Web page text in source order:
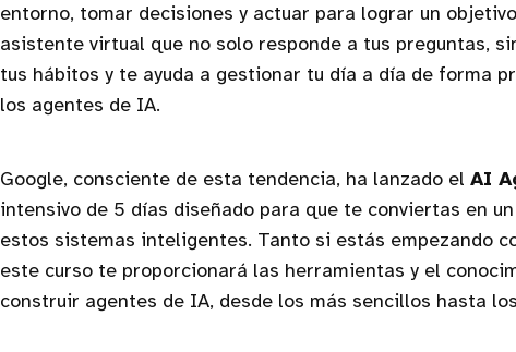
entorno, tomar decisiones y actuar para lograr un
asistente virtual que no solo responde a tus preguntas,
tus hábitos y te ayuda a gestionar tu día a día de forma
los agentes de IA.
Google, consciente de esta tendencia, ha lanzado el AI
intensivo de 5 días diseñado para que te conviertas en
estos sistemas inteligentes. Tanto si estás empezando
este curso te proporcionará las herramientas y el
construir agentes de IA, desde los más sencillos hasta